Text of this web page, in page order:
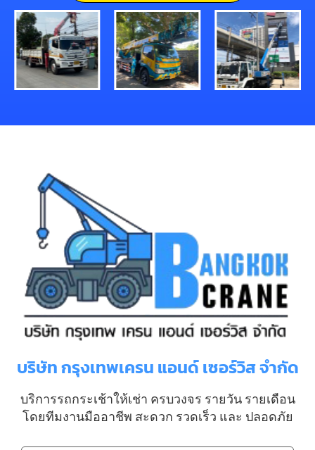
บริษัท กรุงเทพเครน แอนด์ เซอร์วิส จำกัด
บริการรถกระเช้าให้เช่า ครบวงจร รายวัน รายเดือน
โดยทีมงานมืออาชีพ สะดวก รวดเร็ว และ ปลอดภัย